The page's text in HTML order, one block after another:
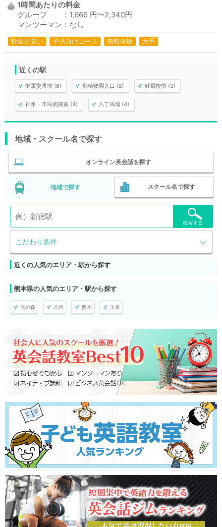
1時間あたりの料金
グループ ：1,666 円〜2,340円
マンツーマン：なし
料金が安い 子供向けコース 無料体験 大手
近くの駅
健軍交番前 (6) 動植物園入口 (8) 健軍校前 (3)
神水・市民病院前 (4) 八丁馬場 (4)
地域・スクール名で探す
オンライン英会話を探す
地域で探す スクール名で探す
こだわり条件
検索する
近くの人気のエリア・駅から探す
熊本県の人気のエリア・駅から探す
光の森 八代 熊本 玉名